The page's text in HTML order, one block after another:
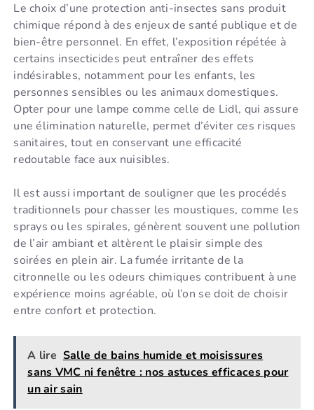
Le choix d’une protection anti-insectes sans produit
chimique répond à des enjeux de santé publique et de
bien-être personnel. En effet, l’exposition répétée à
certains insecticides peut entraîner des effets
indésirables, notamment pour les enfants, les
personnes sensibles ou les animaux domestiques.
Opter pour une lampe comme celle de Lidl, qui assure
une élimination naturelle, permet d’éviter ces risques
sanitaires, tout en conservant une efficacité
redoutable face aux nuisibles.
Il est aussi important de souligner que les procédés
traditionnels pour chasser les moustiques, comme les
sprays ou les spirales, génèrent souvent une pollution
de l’air ambiant et altèrent le plaisir simple des
soirées en plein air. La fumée irritante de la
citronnelle ou les odeurs chimiques contribuent à une
expérience moins agréable, où l’on se doit de choisir
entre confort et protection.
A lire Salle de bains humide et moisissures
sans VMC ni fenêtre : nos astuces efficaces pour
un air sain